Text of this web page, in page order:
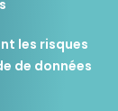
les risques
de données